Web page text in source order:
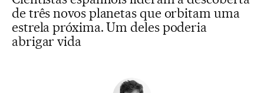
de três novos planetas que orbitam uma
estrela próxima. Um deles poderia
abrigar vida